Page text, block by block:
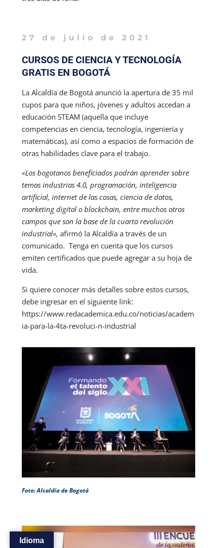
27 de julio de 2021
CURSOS DE CIENCIA Y TECNOLOGÍA
GRATIS EN BOGOTÁ
La Alcaldía de Bogotá anunció la apertura de 35 mil
cupos para que niños, jóvenes y adultos accedan a
educación STEAM (aquella que incluye
competencias en ciencia, tecnología, ingeniería y
matemáticas), así como a espacios de formación de
otras habilidades clave para el trabajo.
«Los bogotanos beneficiados podrán aprender sobre
temas industrias 4.0, programación, inteligencia
artificial, internet de las cosas, ciencia de datos,
marketing digital o blockchain, entre muchos otros
campos que son la base de la cuarta revolución
industrial», afirmó la Alcaldía a través de un
comunicado. Tenga en cuenta que los cursos
emiten certificados que puede agregar a su hoja de
vida.
Si quiere conocer más detalles sobre estos cursos,
debe ingresar en el siguiente link:
https://www.redacademica.edu.co/noticias/academ
ia-para-la-4ta-revoluci-n-industrial
Foto: Alcaldía de Bogotá
Idioma